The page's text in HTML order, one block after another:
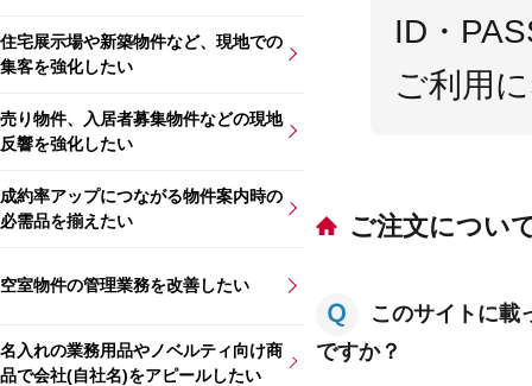
住宅展示場や新築物件など、現地での
集客を強化したい
売り物件、入居者募集物件などの現地
反響を強化したい
成約率アップにつながる物件案内時の
必需品を揃えたい
空室物件の管理業務を改善したい
名入れの業務用品やノベルティ向け商
品で会社(自社名)をアピールしたい
ID・
ご利用
ご注文につい
このサイトに載
ですか？